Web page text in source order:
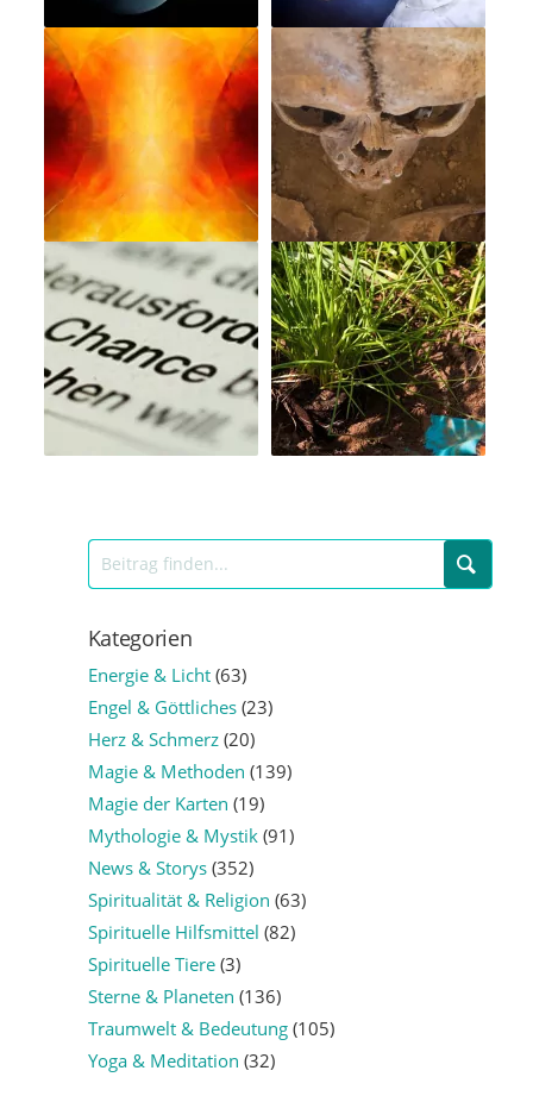
Kategorien
Energie & Licht(63)
Engel & Göttliches(23)
Herz & Schmerz(20)
Magie & Methoden (139)
Magie der Karten (19)
Mythologie & Mystik(91)
News & Storys(352)
Spiritualität & Religion (63)
Spirituelle Hilfsmittel (82)
Spirituelle Tiere(3)
Sterne & Planeten (136)
Traumwelt & Bedeutung(105)
Yoga & Meditation (32)